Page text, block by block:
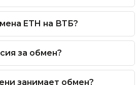
ETH на ВТБ?
за обмен?
занимает обмен?